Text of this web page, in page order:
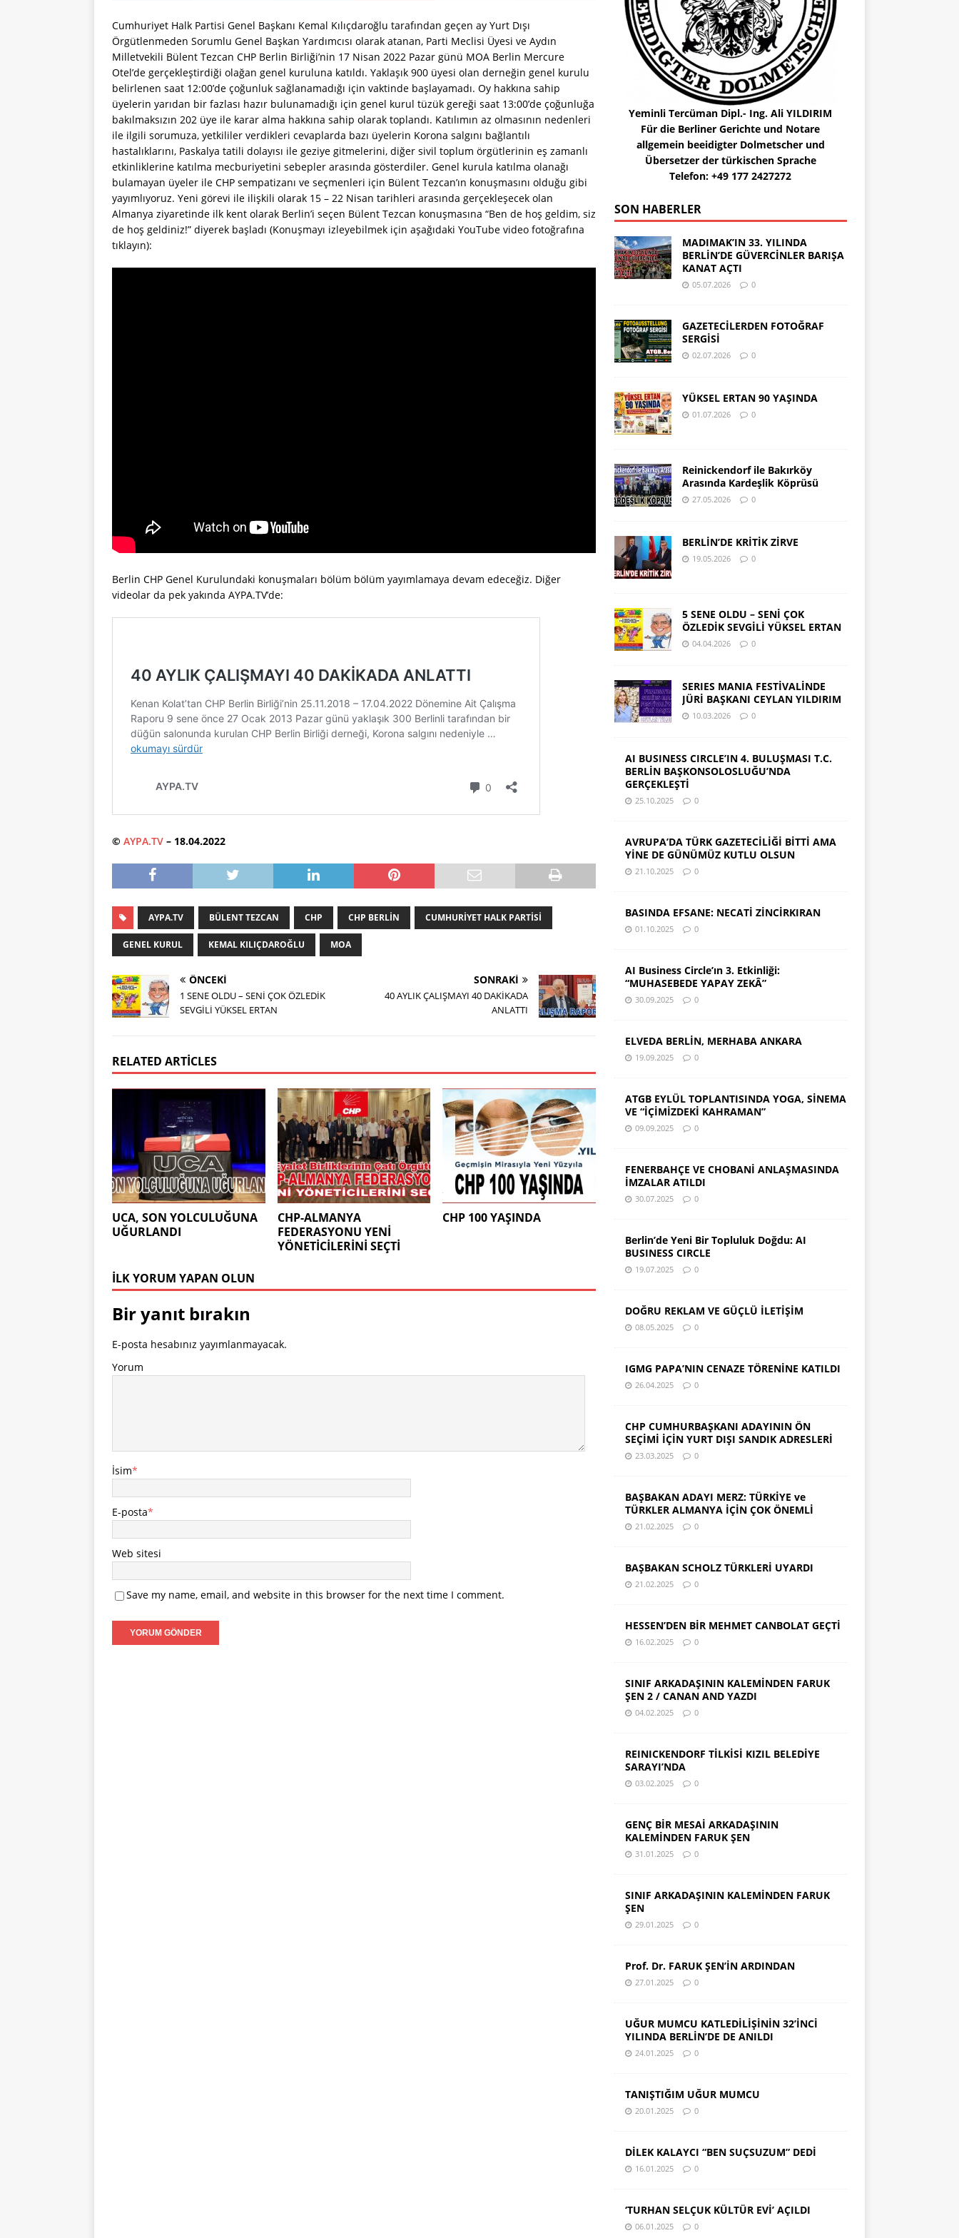
Cumhuriyet Halk Partisi Genel Başkanı Kemal Kılıçdaroğlu tarafından geçen ay Yurt Dışı
Örgütlenmeden Sorumlu Genel Başkan Yardımcısı olarak atanan, Parti Meclisi Üyesi ve Aydın
Milletvekili Bülent Tezcan CHP Berlin Birliği’nin 17 Nisan 2022 Pazar günü MOA Berlin Mercure
Otel’de gerçekleştirdiği olağan genel kuruluna katıldı. Yaklaşık 900 üyesi olan derneğin genel kurulu
belirlenen saat 12:00’de çoğunluk sağlanamadığı için vaktinde başlayamadı. Oy hakkına sahip
üyelerin yarıdan bir fazlası hazır bulunamadığı için genel kurul tüzük gereği saat 13:00’de çoğunluğa
bakılmaksızın 202 üye ile karar alma hakkına sahip olarak toplandı. Katılımın az olmasının nedenleri
ile ilgili sorumuza, yetkililer verdikleri cevaplarda bazı üyelerin Korona salgını bağlantılı
hastalıklarını, Paskalya tatili dolayısı ile geziye gitmelerini, diğer sivil toplum örgütlerinin eş zamanlı
etkinliklerine katılma mecburiyetini sebepler arasında gösterdiler. Genel kurula katılma olanağı
bulamayan üyeler ile CHP sempatizanı ve seçmenleri için Bülent Tezcan’ın konuşmasını olduğu gibi
yayımlıyoruz. Yeni görevi ile ilişkili olarak 15 – 22 Nisan tarihleri arasında gerçekleşecek olan
Almanya ziyaretinde ilk kent olarak Berlin’i seçen Bülent Tezcan konuşmasına “Ben de hoş geldim, siz
de hoş geldiniz!” diyerek başladı (Konuşmayı izleyebilmek için aşağıdaki YouTube video fotoğrafına
tıklayın):
Berlin CHP Genel Kurulundaki konuşmaları bölüm bölüm yayımlamaya devam edeceğiz. Diğer
videolar da pek yakında AYPA.TV’de:
© AYPA.TV – 18.04.2022
AYPA.TV BÜLENT TEZCAN CHP CHP BERLIN CUMHURIYET HALK PARTISI
GENEL KURUL KEMAL KILIÇDAROĞLU MOA
ÖNCEKI
1 SENE OLDU – SENİ ÇOK ÖZLEDİK
SEVGİLİ YÜKSEL ERTAN
SONRAKI
40 AYLIK ÇALIŞMAYI 40 DAKİKADA
ANLATTI
RELATED ARTICLES
UCA, SON YOLCULUĞUNA
UĞURLANDI
CHP-ALMANYA
FEDERASYONU YENİ
YÖNETİCİLERİNİ SEÇTİ
CHP 100 YAŞINDA
İLK YORUM YAPAN OLUN
Bir yanıt bırakın
E-posta hesabınız yayımlanmayacak.
Yorum
İsim*
E-posta*
Web sitesi
Save my name, email, and website in this browser for the next time I comment.
Yeminli Tercüman Dipl.- Ing. Ali YILDIRIM
Für die Berliner Gerichte und Notare
allgemein beeidigter Dolmetscher und
Übersetzer der türkischen Sprache
Telefon: +49 177 2427272
SON HABERLER
MADIMAK’IN 33. YILINDA
BERLİN’DE GÜVERCİNLER BARIŞA
KANAT AÇTI
05.07.2026 0
GAZETECİLERDEN FOTOĞRAF
SERGİSİ
02.07.2026 0
YÜKSEL ERTAN 90 YAŞINDA
01.07.2026 0
Reinickendorf ile Bakırköy
Arasında Kardeşlik Köprüsü
27.05.2026 0
BERLİN’DE KRİTİK ZİRVE
19.05.2026 0
5 SENE OLDU – SENİ ÇOK
ÖZLEDİK SEVGİLİ YÜKSEL ERTAN
04.04.2026 0
SERIES MANIA FESTİVALİNDE
JÜRİ BAŞKANI CEYLAN YILDIRIM
10.03.2026 0
AI BUSINESS CIRCLE’IN 4. BULUŞMASI T.C.
BERLİN BAŞKONSOLOSLUĞU’NDA
GERÇEKLEŞTİ
25.10.2025 0
AVRUPA’DA TÜRK GAZETECİLİĞİ BİTTİ AMA
YİNE DE GÜNÜMÜZ KUTLU OLSUN
21.10.2025 0
BASINDA EFSANE: NECATİ ZİNCİRKIRAN
01.10.2025 0
AI Business Circle’ın 3. Etkinliği:
“MUHASEBEDE YAPAY ZEKÂ”
30.09.2025 0
ELVEDA BERLİN, MERHABA ANKARA
19.09.2025 0
ATGB EYLÜL TOPLANTISINDA YOGA, SİNEMA
VE “İÇİMİZDEKİ KAHRAMAN”
09.09.2025 0
FENERBAHÇE VE CHOBANİ ANLAŞMASINDA
İMZALAR ATILDI
30.07.2025 0
Berlin’de Yeni Bir Topluluk Doğdu: AI
BUSINESS CIRCLE
19.07.2025 0
DOĞRU REKLAM VE GÜÇLÜ İLETİŞİM
08.05.2025 0
IGMG PAPA’NIN CENAZE TÖRENİNE KATILDI
26.04.2025 0
CHP CUMHURBAŞKANI ADAYININ ÖN
SEÇİMİ İÇİN YURT DIŞI SANDIK ADRESLERİ
23.03.2025 0
BAŞBAKAN ADAYI MERZ: TÜRKİYE ve
TÜRKLER ALMANYA İÇİN ÇOK ÖNEMLİ
21.02.2025 0
BAŞBAKAN SCHOLZ TÜRKLERİ UYARDI
21.02.2025 0
HESSEN’DEN BİR MEHMET CANBOLAT GEÇTİ
16.02.2025 0
SINIF ARKADAŞININ KALEMİNDEN FARUK
ŞEN 2 / CANAN AND YAZDI
04.02.2025 0
REINICKENDORF TİLKİSİ KIZIL BELEDİYE
SARAYI’NDA
03.02.2025 0
GENÇ BİR MESAİ ARKADAŞININ
KALEMİNDEN FARUK ŞEN
31.01.2025 0
SINIF ARKADAŞININ KALEMİNDEN FARUK
ŞEN
29.01.2025 0
Prof. Dr. FARUK ŞEN’İN ARDINDAN
27.01.2025 0
UĞUR MUMCU KATLEDİLİŞİNİN 32’İNCİ
YILINDA BERLİN’DE DE ANILDI
24.01.2025 0
TANIŞTIĞIM UĞUR MUMCU
20.01.2025 0
DİLEK KALAYCI “BEN SUÇSUZUM” DEDİ
16.01.2025 0
‘TURHAN SELÇUK KÜLTÜR EVİ’ AÇILDI
06.01.2025 0